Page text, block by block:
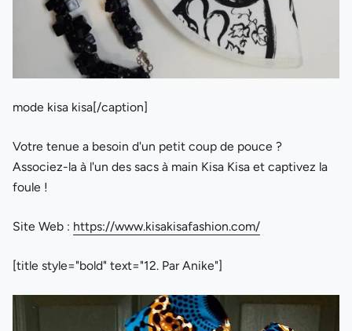
mode kisa kisa[/caption]
Votre tenue a besoin d'un petit coup de pouce ?
Associez-la à l'un des sacs à main Kisa Kisa et captivez la
foule !
Site Web : https://www.kisakisafashion.com/
[title style="bold" text="12. Par Anike"]